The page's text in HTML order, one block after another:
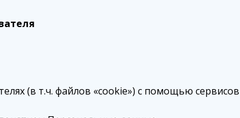
(в т.ч. файлов «cookie») с помощью